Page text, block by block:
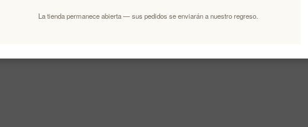
La tienda permanece abierta — sus pedidos se enviarán a nuestro regreso.